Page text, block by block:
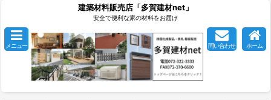
建築材料販売店「多賀建材net」
安全で便利な家の材料をお届け
メニュー 問い合わせ ホーム